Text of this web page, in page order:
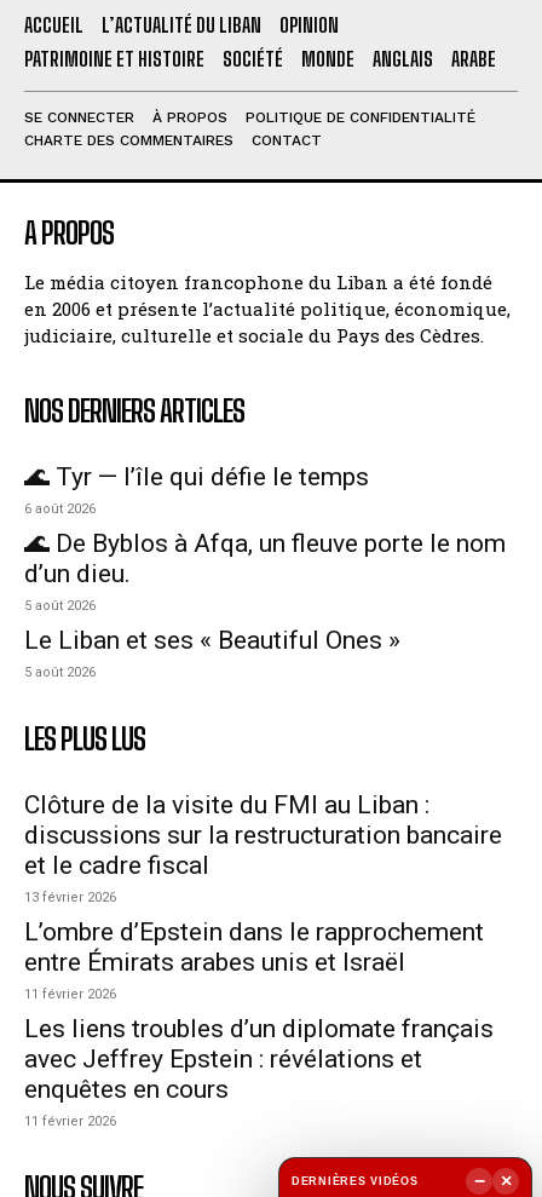
ACCUEIL L’ACTUALITÉ DU LIBAN
OPINION
PATRIMOINE ET HISTOIRE
SOCIÉTÉ MONDE ANGLAIS ARABE
SE CONNECTER À PROPOS
POLITIQUE DE CONFIDENTIALITÉ
CHARTE DES COMMENTAIRES
CONTACT
A PROPOS
Le média citoyen francophone du Liban a été fondé
en 2006 et présente l’actualité politique, économique,
judiciaire, culturelle et sociale du Pays des Cèdres.
NOS DERNIERS ARTICLES
🌊 Tyr — l’île qui défie le temps
6 août 2026
🌊 De Byblos à Afqa, un fleuve porte le nom
d’un dieu.
5 août 2026
Le Liban et ses « Beautiful Ones »
5 août 2026
LES PLUS LUS
Clôture de la visite du FMI au Liban :
discussions sur la restructuration bancaire
et le cadre fiscal
13 février 2026
L’ombre d’Epstein dans le rapprochement
entre Émirats arabes unis et Israël
11 février 2026
Les liens troubles d’un diplomate français
avec Jeffrey Epstein : révélations et
enquêtes en cours
11 février 2026
NOUS SUIVRE DERNIÈRES VIDÉOS − ×